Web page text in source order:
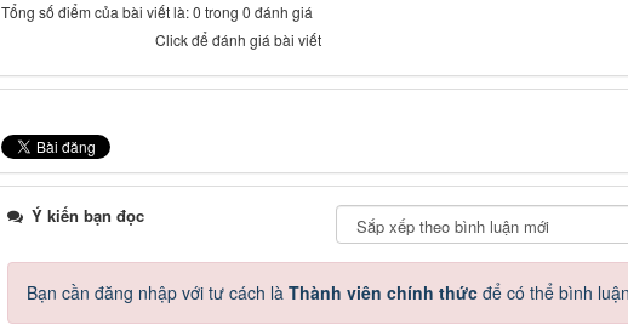
Tổng số điểm của bài viết là: 0 trong 0 đánh giá
Click để đánh giá bài viết
Ý kiến bạn đọc
Bạn cần đăng nhập với tư cách là Thành viên chính thứcđể có thể bình luận